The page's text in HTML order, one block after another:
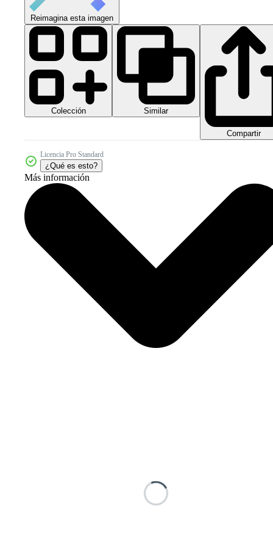
Reimagina esta imagen
Colección Similar
Compartir
Licencia Pro Standard
¿Qué es esto?
Más información